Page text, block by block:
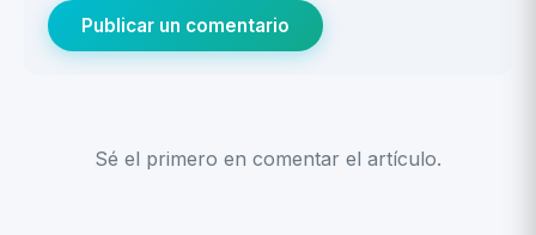
Publicar un comentario
Sé el primero en comentar el artículo.